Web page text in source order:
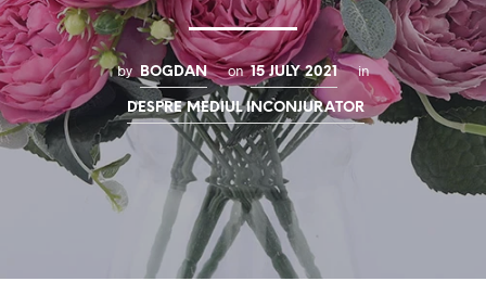
by BOGDAN on 15 JULY 2021 in
DESPRE MEDIUL INCONJURATOR